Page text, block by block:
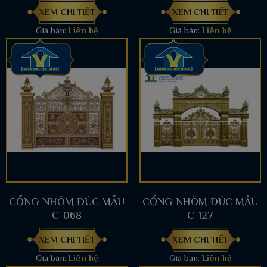
XEM CHI TIẾT
Giá bán: Liên hệ
XEM CHI TIẾT
Giá bán: Liên hệ
CỔNG NHÔM ĐÚC MẪU
C-068
XEM CHI TIẾT
Giá bán: Liên hệ
CỔNG NHÔM ĐÚC MẪU
C-127
XEM CHI TIẾT
Giá bán: Liên hệ